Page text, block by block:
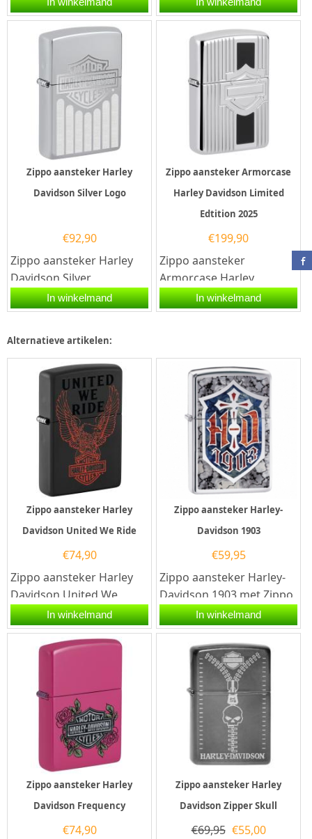
heeft een mat
witte afwerking en...
kwalitatief...
Zippo aansteker Harley
Davidson Silver Logo
€92,90
Zippo aansteker Harley
Davidson Silver
Logo.Deze aansteker
heeft een Hoogglans
In winkelmand
Zippo aansteker Armorcase
Harley Davidson Limited
Edtition 2025
€199,90
Zippo aansteker
Armorcase Harley
Davidson Limited Edtition
2025.Deze Zippo
In winkelmand
Alternatieve artikelen:
Zippo aansteker Harley
Davidson United We Ride
€74,90
Zippo aansteker Harley
Davidson United We
Ride.Deze Zippo
aansteker heeft een Matt
zwarte afwerking...
In winkelmand
Zippo aansteker Harley-
Davidson 1903
€59,95
Zippo aansteker Harley-
Davidson 1903 met Zippo
code 60.002.643. Een
Zippo aansteker is een...
In winkelmand
Zippo aansteker Harley
Davidson Frequency
€74,90
Zippo aansteker Harley
Davidson Zipper Skull
€69,95 €55,00